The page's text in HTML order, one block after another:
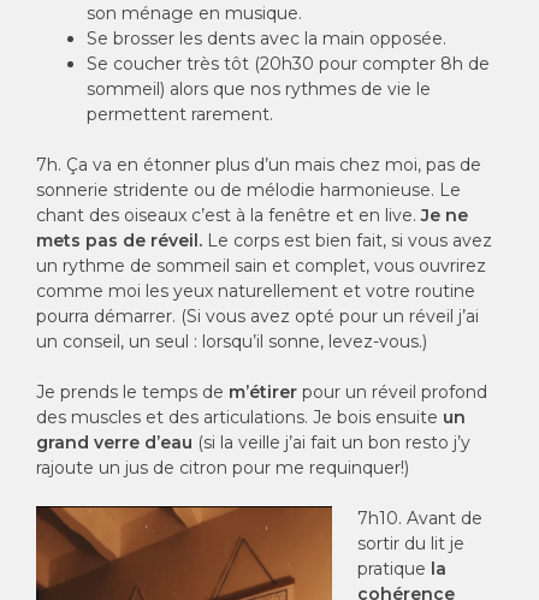
son ménage en musique.
Se brosser les dents avec la main opposée.
Se coucher très tôt (20h30 pour compter 8h de
sommeil) alors que nos rythmes de vie le
permettent rarement.
7h. Ça va en étonner plus d’un mais chez moi, pas de
sonnerie stridente ou de mélodie harmonieuse. Le
chant des oiseaux c’est à la fenêtre et en live.Je ne
mets pas de réveil. Le corps est bien fait, si vous avez
un rythme de sommeil sain et complet, vous ouvrirez
comme moi les yeux naturellement et votre routine
pourra démarrer. (Si vous avez opté pour un réveil j’ai
un conseil, un seul : lorsqu’il sonne, levez-vous.)
Je prends le temps de m’étirer pour un réveil profond
des muscles et des articulations. Je bois ensuite un
grand verre d’eau (si la veille j’ai fait un bon resto j’y
rajoute un jus de citron pour me requinquer!)
7h10. Avant de
sortir du lit je
pratique la
cohérence